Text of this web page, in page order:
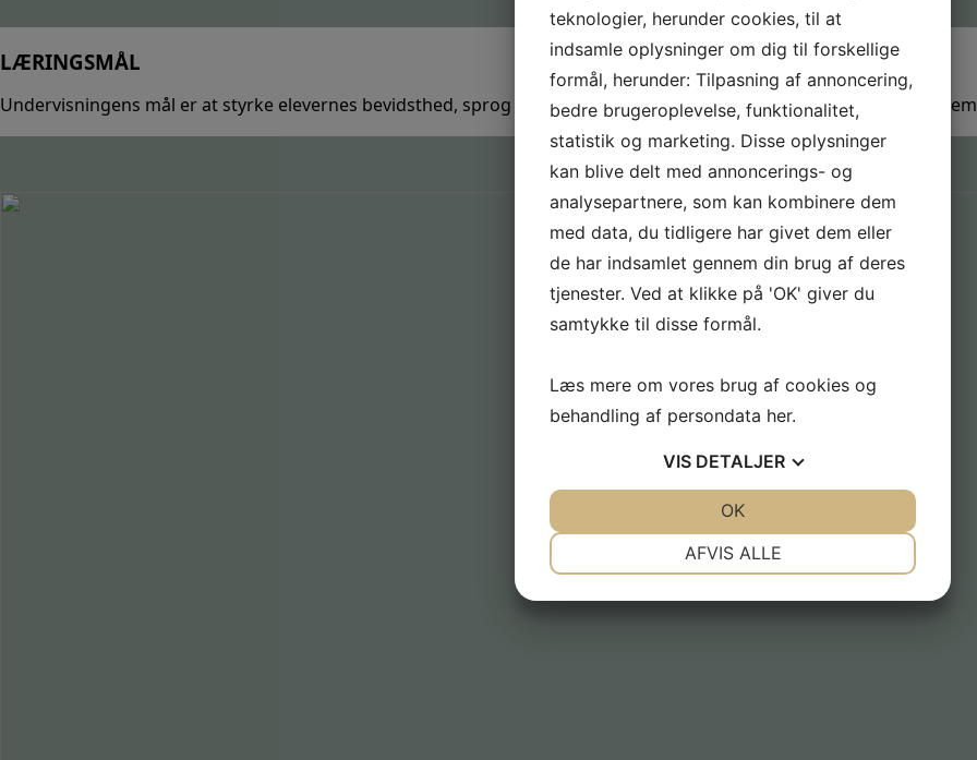
Book: Det' (ikke) bare et arbejde
LÆRINGSMÅL
Undervisningens mål er at styrke elevernes bevidsthed, sprog og handlekrafti relation til deresarbejdsliv nu og i
OPGAVER TIL BRUG PÅ SKOLEN
teknologier, herunder cookies, til at
indsamle oplysninger om dig til forskellige
formål, herunder: Tilpasning af annoncering,
bedre brugeroplevelse, funktionalitet,
statistik og marketing. Disse oplysninger
kan blive delt med annoncerings- og
analysepartnere, som kan kombinere dem
med data, du tidligere har givet dem eller
de har indsamlet gennem din brug af deres
tjenester. Ved at klikke på 'OK' giver du
samtykke til disse formål.
Læs mere om vores brug af cookies og
behandling af persondata her.
VIS DETALJER
AFVIS ALLE
OK